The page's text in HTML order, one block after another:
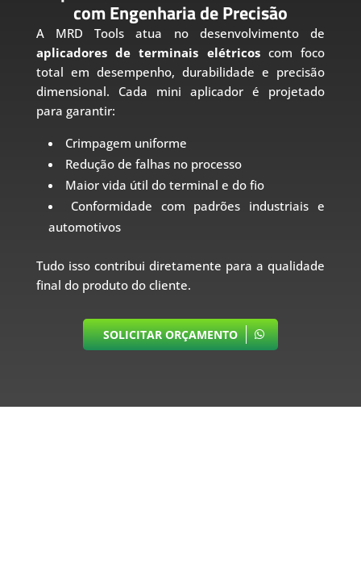
com Engenharia de Precisão
A MRD Tools atua no desenvolvimento de
aplicadores de terminais elétricoscom foco
total em desempenho, durabilidade e precisão
dimensional. Cada mini aplicador é projetado
para garantir:
Crimpagem uniforme
Redução de falhas no processo
Maior vida útil do terminal e do fio
Conformidade com padrões industriais e
automotivos
Tudo isso contribui diretamente para a qualidade
final do produto do cliente.
SOLICITAR ORÇAMENTO